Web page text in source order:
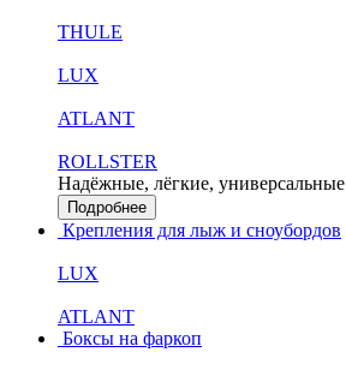
THULE
LUX
ATLANT
ROLLSTER
Надёжные, лёгкие, универсальные
Подробнее
Крепления для лыж и сноубордов
LUX
ATLANT
Боксы на фаркоп